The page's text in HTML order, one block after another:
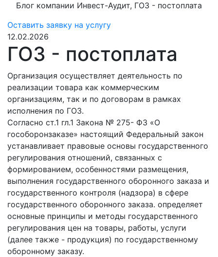
Блог компании Инвест-Аудит, ГОЗ - постоплата
Оставить заявку на услугу
12.02.2026
ГОЗ - постоплата
Организация осуществляет деятельность по
реализации товара как коммерческим
организациям, так и по договорам в рамках
исполнения по ГОЗ.
Согласно ст.1 гл.1 Закона № 275- ФЗ «О
гособоронзаказе» настоящий Федеральный закон
устанавливает правовые основы государственного
регулирования отношений, связанных с
формированием, особенностями размещения,
выполнения государственного оборонного заказа и
государственного контроля (надзора) в сфере
государственного оборонного заказа. определяет
основные принципы и методы государственного
регулирования цен на товары, работы, уcлуги
(дaлee также - продукция) по государственному
оборонному заказу.